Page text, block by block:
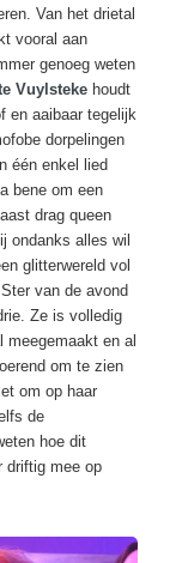
Van het drietal
vooral aan
genoeg weten
Vuylstekehoudt
en aaibaar tegelijk
dorpelingen
één enkel lied
bene om een
drag queen
ondanks alles wil
glitterwereld vol
van de avond
Ze is volledig
meegemaakt en al
om te zien
om op haar
de
hoe dit
driftig mee op